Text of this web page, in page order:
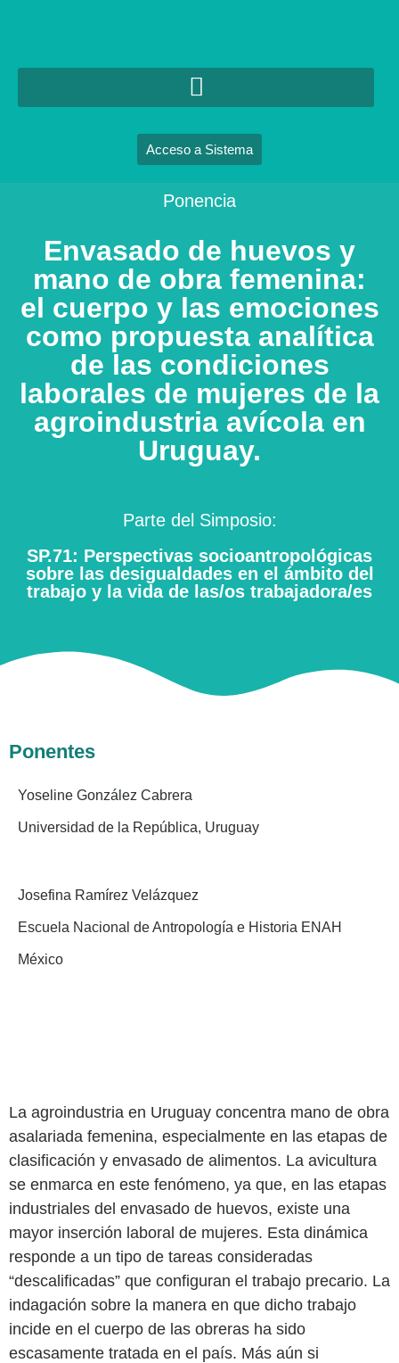
Acceso a Sistema
Ponencia
Envasado de huevos y
mano de obra femenina:
el cuerpo y las emociones
como propuesta analítica
de las condiciones
laborales de mujeres de la
agroindustria avícola en
Uruguay.
Parte del Simposio:
SP.71: Perspectivas socioantropológicas
sobre las desigualdades en el ámbito del
trabajo y la vida de las/os trabajadora/es
Ponentes
Yoseline González Cabrera
Universidad de la República, Uruguay
Josefina Ramírez Velázquez
Escuela Nacional de Antropología e Historia ENAH
México
La agroindustria en Uruguay concentra mano de obra
asalariada femenina, especialmente en las etapas de
clasificación y envasado de alimentos. La avicultura
se enmarca en este fenómeno, ya que, en las etapas
industriales del envasado de huevos, existe una
mayor inserción laboral de mujeres. Esta dinámica
responde a un tipo de tareas consideradas
“descalificadas” que configuran el trabajo precario. La
indagación sobre la manera en que dicho trabajo
incide en el cuerpo de las obreras ha sido
escasamente tratada en el país. Más aún si